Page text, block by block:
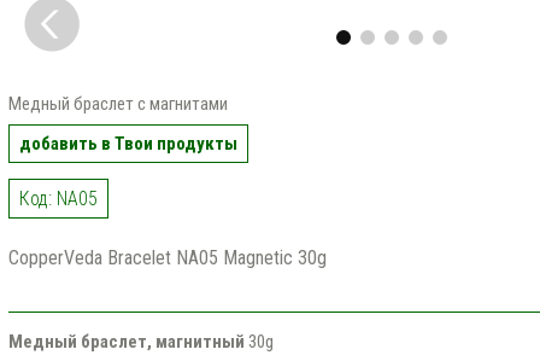
Медный браслет с магнитами
добавить в Твои продукты
Код: NA05
CopperVeda Bracelet NA05 Magnetic 30g
Медный браслет, магнитный 30g